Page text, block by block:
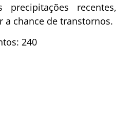
precipitações recentes,
a chance de transtornos.
240